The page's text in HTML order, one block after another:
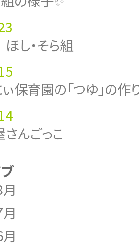
し・そら組
保育園の「つゆ」の作
んごっこ